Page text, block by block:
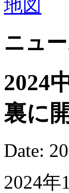
ニュ
2024
裏に
Date:
2024